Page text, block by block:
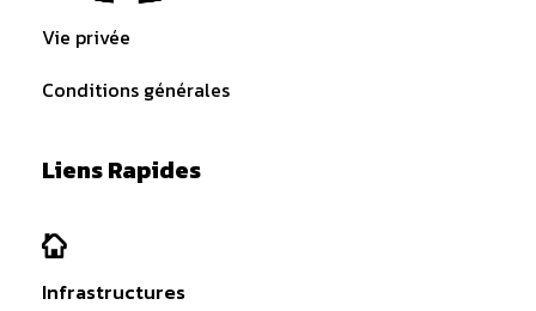
Vie privée
Conditions générales
Liens Rapides
Infrastructures